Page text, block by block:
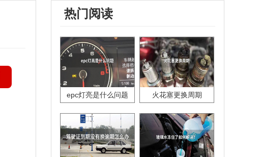
热门阅读
epc灯亮是什么问题 火花塞更换周期